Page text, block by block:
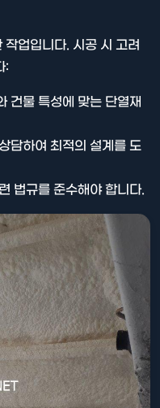
업입니다. 시공 시 고려
:
건물 특성에 맞는 단열재
담하여 최적의 설계를 도
법규를 준수해야 합니다.